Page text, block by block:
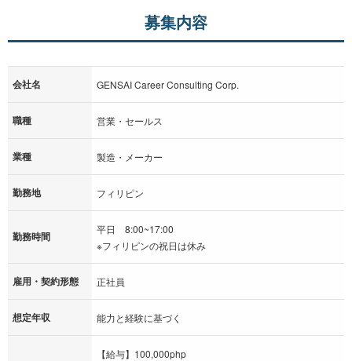
募集内容
会社名 GENSAI Career Consulting Corp.
職種 営業・セールス
業種 製造・メーカー
勤務地 フィリピン
勤務時間
平日 8:00~17:00
※フィリピンの祝日は休み
雇用・契約形態 正社員
想定年収 能力と経験に基づく
【給与】100,000php